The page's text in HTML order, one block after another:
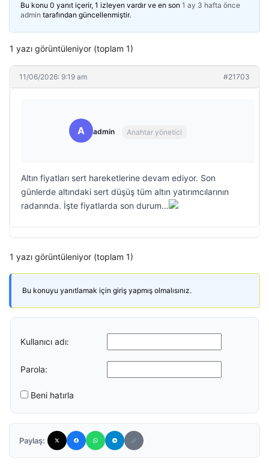
Bu konu 0 yanıt içerir, 1 izleyen vardır ve en son 1 ay 3 hafta önce
admin tarafından güncellenmiştir.
1 yazı görüntüleniyor (toplam 1)
11/06/2026: 9:19 am #21703
A admin Anahtar yönetici
Altın fiyatları sert hareketlerine devam ediyor. Son
günlerde altındaki sert düşüş tüm altın yatırımcılarının
radarında. İşte fiyatlarda son durum…
1 yazı görüntüleniyor (toplam 1)
Bu konuyu yanıtlamak için giriş yapmış olmalısınız.
Kullanıcı adı:
Parola:
Beni hatırla
Paylaş: